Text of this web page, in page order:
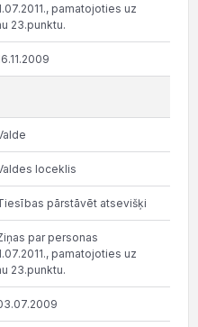
pamatojoties uz
23.punktu.
loceklis
pārstāvēt atsevišķi
par personas
pamatojoties uz
23.punktu.